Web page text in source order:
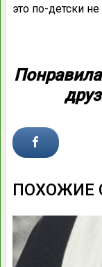
это по-детски
ПОХОЖИЕ